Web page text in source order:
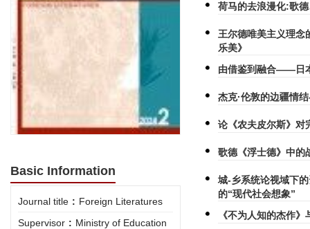
Basic Information
Journal title : Foreign Literatures
Supervisor : Ministry of Education
荷马的去浪漫化:歌
王尔德唯美主义理
乐美》
由借鉴到融合——日
杰克·伦敦的边疆情
论《农夫皮尔斯》对
歌德《浮士德》中的
城-乡系统论视域下
的“现代社会想象”
《不为人知的杰作